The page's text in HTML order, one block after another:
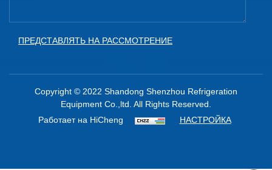
ПРЕДСТАВЛЯТЬ НА РАССМОТРЕНИЕ
Copyright © 2022 Shandong Shenzhou Refrigeration
Equipment Co.,ltd. All Rights Reserved.
Работает на HiCheng
НАСТРОЙКА